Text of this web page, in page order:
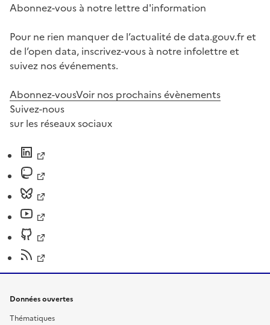
Abonnez-vous à notre lettre d'information
Pour ne rien manquer de l’actualité de data.gouv.fr et
de l’open data, inscrivez-vous à notre infolettre et
suivez nos événements.
Abonnez-vousVoir nos prochains évènements
Suivez-nous
sur les réseaux sociaux
Données ouvertes
Thématiques